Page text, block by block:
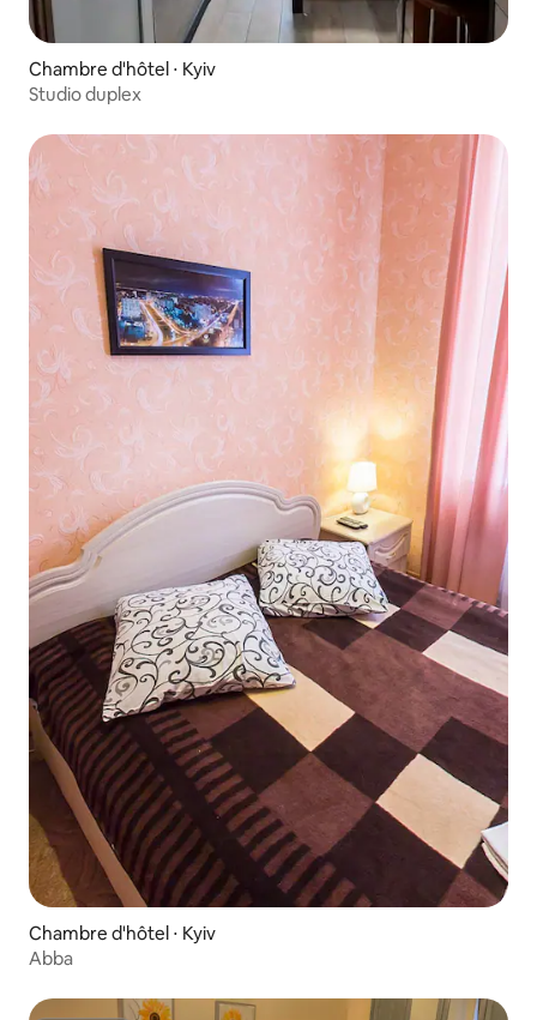
Chambre d'hôtel ⋅ Kyiv
Studio duplex
Chambre d'hôtel ⋅ Kyiv
Abba